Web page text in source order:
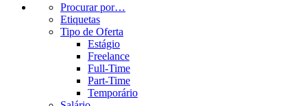
Procurar por…
Etiquetas
Tipo de Oferta
Estágio
Freelance
Full-Time
Part-Time
Temporário